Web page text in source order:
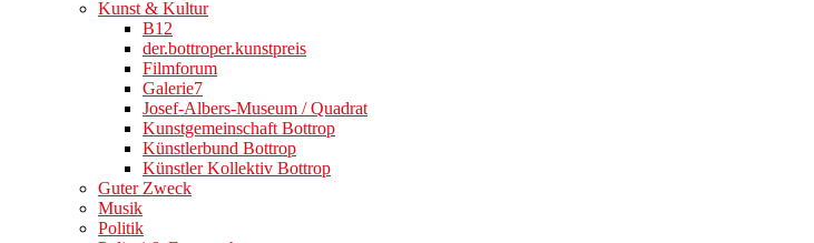
Kunst & Kultur
B12
der.bottroper.kunstpreis
Filmforum
Galerie7
Josef-Albers-Museum / Quadrat
Kunstgemeinschaft Bottrop
Künstlerbund Bottrop
Künstler Kollektiv Bottrop
Guter Zweck
Musik
Politik